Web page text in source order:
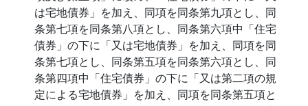
は宅地債券」を加え、同項を同条第九項とし、同
条第七項を同条第八項とし、同条第六項中「住宅
債券」の下に「又は宅地債券」を加え、同項を同
条第七項とし、同条第五項を同条第六項とし、同
条第四項中「住宅債券」の下に「又は第二項の規
定による宅地債券」を加え、同項を同条第五項と